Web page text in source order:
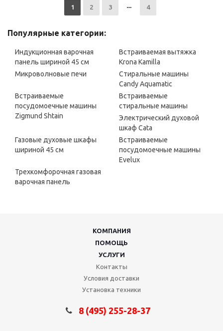
1 2 3 4
Популярные категории:
Индукционная варочная
панель шириной 45 см
Встраиваемая вытяжка
Krona Kamilla
Микроволновые печи
Стиральные машины
Candy Aquamatic
Встраиваемые
посудомоечные машины
Zigmund Shtain
Встраиваемые
стиральные машины
Электрический духовой
шкаф Cata
Газовые духовые шкафы
шириной 45 см
Встраиваемые
посудомоечные машины
Evelux
Трехкомфорочная газовая
варочная панель
КОМПАНИЯ
ПОМОЩЬ
УСЛУГИ
Контакты
Условия доставки
Установка техники
8 (495) 255-28-37